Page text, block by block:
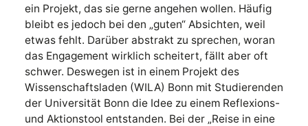
ein Projekt, das sie gerne angehen wollen. Häufig
bleibt es jedoch bei den „guten“ Absichten, weil
etwas fehlt. Darüber abstrakt zu sprechen, woran
das Engagement wirklich scheitert, fällt aber oft
schwer. Deswegen ist in einem Projekt des
Wissenschaftsladen (WILA) Bonn mit Studierenden
der Universität Bonn die Idee zu einem Reflexions-
und Aktionstool entstanden. Bei der „Reise in eine